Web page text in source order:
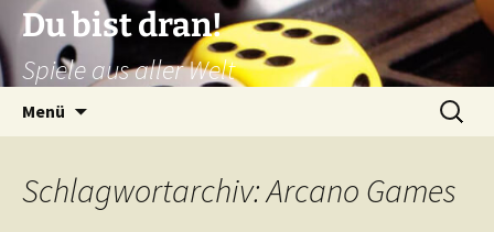
Zum
Inhalt
springen
Du bist dran!
Spiele aus aller Welt
Menü
Suchen
nach:
Schlagwortarchiv: Arcano Games